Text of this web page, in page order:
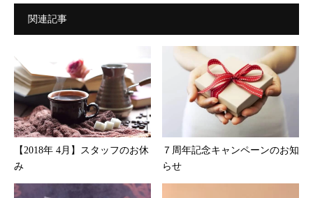
関連記事
【2018年 4月】スタッフのお休
み
７周年記念キャンペーンのお知
らせ